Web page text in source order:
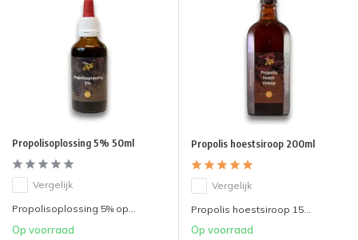
Propolisoplossing 5% 50ml
Vergelijk
Propolisoplossing 5% op...
Op voorraad
Propolis hoestsiroop 200ml
Vergelijk
Propolis hoestsiroop 15...
Op voorraad